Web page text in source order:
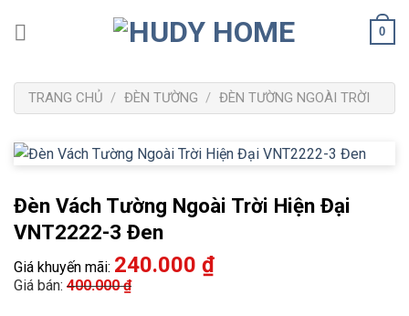
dung
0
TRANG CHỦ / ĐÈN TƯỜNG / ĐÈN TƯỜNG NGOÀI TRỜI
Đèn Vách Tường Ngoài Trời Hiện Đại
VNT2222-3 Đen
Giá khuyến mãi: 240.000 ₫
Giá bán: 400.000₫